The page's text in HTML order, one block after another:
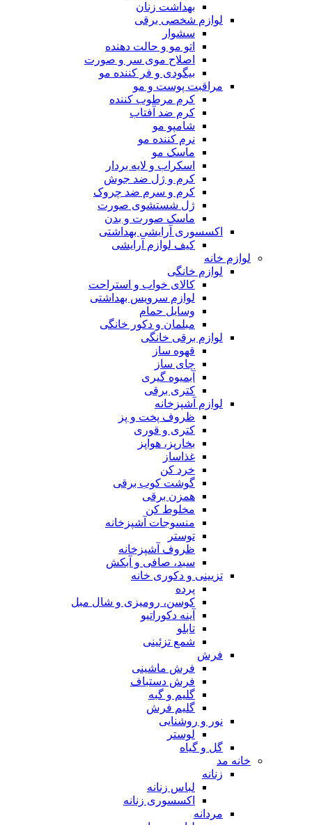
بهداشت زنان
لوازم شخصی برقی
سشوار
اتو مو و حالت دهنده
اصلاح موی سر و صورت
بیگودی و فر کننده مو
مراقبت پوست و مو
کرم مرطوب کننده
کرم ضد آفتاب
شامپو مو
نرم کننده مو
ماسک مو
اسکراب و لایه بردار
کرم و ژل ضد جوش
کرم و سرم ضد چروک
ژل شستشوی صورت
ماسک صورت و بدن
اکسسوری آرایشی بهداشتی
کیف لوازم آرایشی
لوازم خانه
لوازم خانگی
کالای خواب و استراحت
لوازم سرویس بهداشتی
وسایل حمام
مبلمان و دکور خانگی
لوازم برقی خانگی
قهوه ساز
چای ساز
آبمیوه گیری
کتری برقی
لوازم آشپزخانه
ظروف پخت و پز
کتری و قوری
بخارپز، هواپز
غذاساز
خرد کن
گوشت کوب برقی
همزن برقی
مخلوط کن
منسوجات آشپزخانه
توستر
ظروف آشپزخانه
سبد، صافی و آبکش
تزیینی و دکوری خانه
پرده
کوسن، رومیزی و شال مبل
آینه دکوراتیو
تابلو
شمع تزئینی
فرش
فرش ماشینی
فرش دستباف
گلیم و گبه
گلیم فرش
نور و روشنایی
لوستر
گل و گیاه
خانه مد
زنانه
لباس زنانه
اکسسوری زنانه
مردانه